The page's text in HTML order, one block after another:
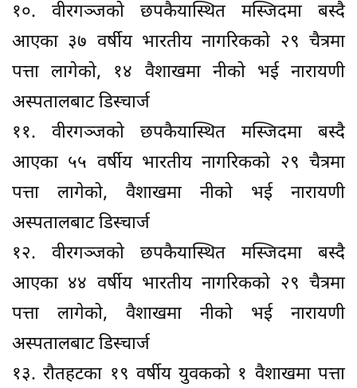
१०. वीरगञ्जको छपकैयास्थित मस्जिदमा बस्दै
आएका ३७ वर्षीय भारतीय नागरिकको २९ चैत्रमा
पत्ता लागेको, १४ वैशाखमा नीको भई नारायणी
अस्पतालबाट डिस्चार्ज
११. वीरगञ्जको छपकैयास्थित मस्जिदमा बस्दै
आएका ५५ वर्षीय भारतीय नागरिकको २९ चैत्रमा
पत्ता लागेको, वैशाखमा नीको भई नारायणी
अस्पतालबाट डिस्चार्ज
१२. वीरगञ्जको छपकैयास्थित मस्जिदमा बस्दै
आएका ४४ वर्षीय भारतीय नागरिकको २९ चैत्रमा
पत्ता लागेको, वैशाखमा नीको भई नारायणी
अस्पतालबाट डिस्चार्ज
१३. रौतहटका १९ वर्षीय युवकको १ वैशाखमा पत्ता